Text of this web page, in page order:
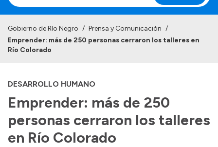
Institucional
Referentes de prensa
Archivo de noticias
Transparencia
Gobierno de Río Negro / Prensa y Comunicación /
Emprender: más de 250 personas cerraron los talleres en
Río Colorado
DESARROLLO HUMANO
Emprender: más de 250
personas cerraron los talleres
en Río Colorado